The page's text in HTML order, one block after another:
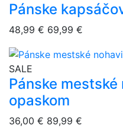
overlay bg
Pánske
48,99 € 69,99 €
overlay bg
SALE
Pánske
opaskom
36,00 € 89,99 €